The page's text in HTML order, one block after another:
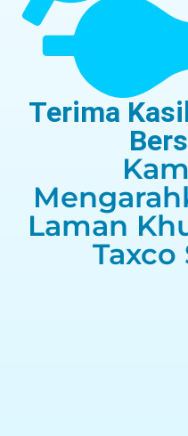
Terima
Laman